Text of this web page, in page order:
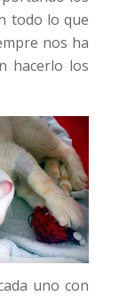
todo lo que
nos ha
hacerlo los
uno con